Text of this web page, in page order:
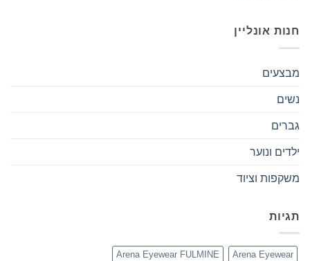
חנות אונליין
מבצעים
נשים
גברים
ילדים ונוער
משקפות וציוד
תגיות
Arena Eyewear
Arena Eyewear FULMINE